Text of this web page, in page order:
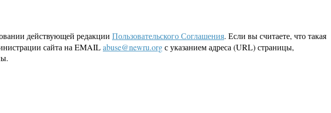
действующей редакции Пользовательского Соглашения. Если вы считаете, что такая
сайта на EMAILabuse@newru.orgс указанием адреса (URL) страницы,